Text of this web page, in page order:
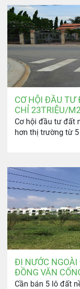
CƠ HỘI ĐẦU TƯ
CHỈ 23TRIỆU/
Cơ hội đầu tư đất
hơn thị trường từ
ĐI NƯỚC NGOÀI
ĐỒNG VĂN
KẾT MỀM
Cần bán 5 lô đất